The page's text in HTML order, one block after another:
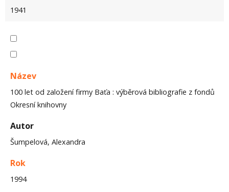
1941
Název
100 let od založení firmy Baťa : výběrová bibliografie z fondů
Okresní knihovny
Autor
Šumpelová, Alexandra
Rok
1994